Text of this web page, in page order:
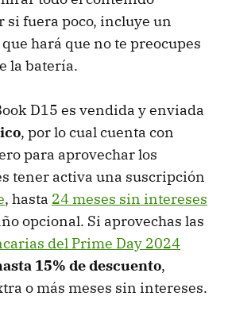
si fuera poco, incluye un
hará que no te preocupes
la batería.
D15 es vendida y enviada
, por lo cual cuenta con
para aprovechar los
tener activa una suscripción
, hasta 24 meses sin intereses
opcional. Si aprovechas las
del Prime Day 2024
15% de descuento,
o más meses sin intereses.